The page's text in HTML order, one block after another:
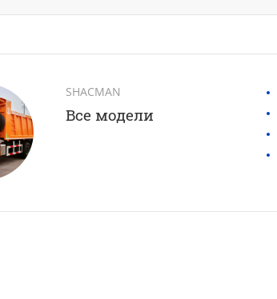
SHACMAN
Все модели